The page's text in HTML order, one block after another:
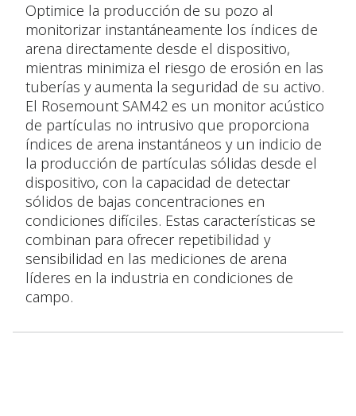
Optimice la producción de su pozo al
monitorizar instantáneamente los índices de
arena directamente desde el dispositivo,
mientras minimiza el riesgo de erosión en las
tuberías y aumenta la seguridad de su activo.
El Rosemount SAM42 es un monitor acústico
de partículas no intrusivo que proporciona
índices de arena instantáneos y un indicio de
la producción de partículas sólidas desde el
dispositivo, con la capacidad de detectar
sólidos de bajas concentraciones en
condiciones difíciles. Estas características se
combinan para ofrecer repetibilidad y
sensibilidad en las mediciones de arena
líderes en la industria en condiciones de
campo.